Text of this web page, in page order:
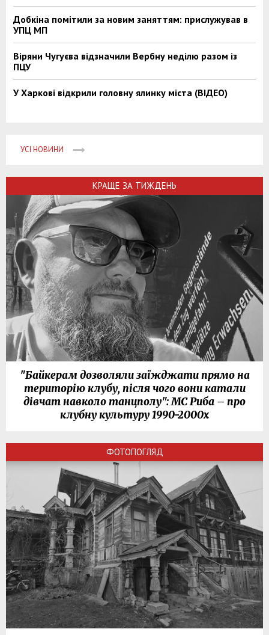
Добкіна помітили за новим заняттям: прислужував в
УПЦ МП
Віряни Чугуєва відзначили Вербну неділю разом із
ПЦУ
У Харкові відкрили головну ялинку міста (ВІДЕО)
УСІ НОВИНИ
КРАЩЕ ЗА ТИЖДЕНЬ
"Байкерам дозволяли заїжджати прямо на
територію клубу, після чого вони катали
дівчат навколо танцполу": МС Риба – про
клубну культуру 1990-2000х
ФОТОПОГЛЯД